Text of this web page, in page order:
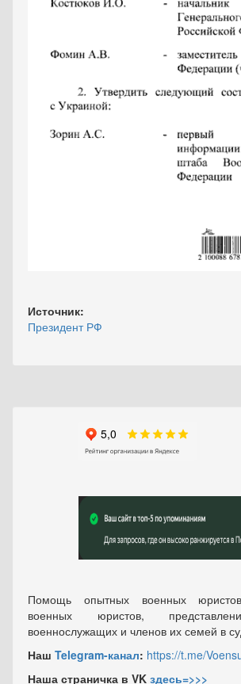
Источник:
Президент РФ
Помощь опытных военных
военных юристов,
военнослужащих и членов их семей в
Наш Telegram-канал: https://t.me/
Наша страничка в VK здесь=>>>